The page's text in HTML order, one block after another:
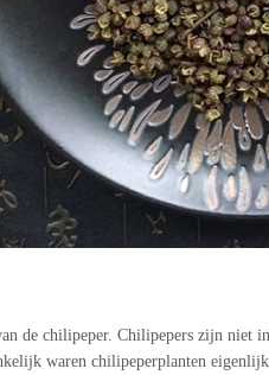
de chilipeper. Chilipepers zijn niet
waren chilipeperplanten